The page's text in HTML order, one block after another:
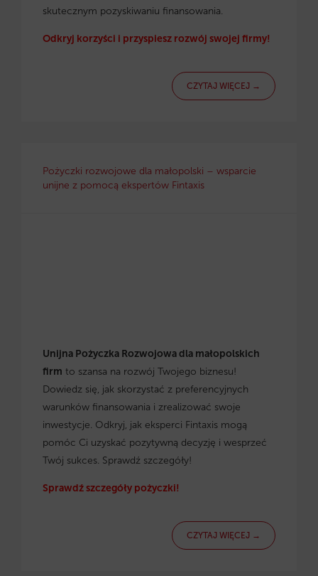
skutecznym pozyskiwaniu finansowania.
Odkryj korzyści i przyspiesz rozwój swojej firmy!
CZYTAJ WIĘCEJ →
Pożyczki rozwojowe dla małopolski – wsparcie
unijne z pomocą ekspertów Fintaxis
Unijna Pożyczka Rozwojowa dla małopolskich
firm to szansa na rozwój Twojego biznesu!
Dowiedz się, jak skorzystać z preferencyjnych
warunków finansowania i zrealizować swoje
inwestycje. Odkryj, jak eksperci Fintaxis mogą
pomóc Ci uzyskać pozytywną decyzję i wesprzeć
Twój sukces. Sprawdź szczegóły!
Sprawdź szczegóły pożyczki!
CZYTAJ WIĘCEJ →